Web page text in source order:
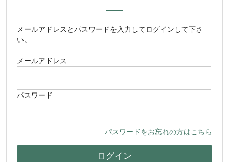
メールアドレス とパスワードを入力してログインして下さ
い。
メールアドレス
パスワード
パスワードをお忘れの方はこちら